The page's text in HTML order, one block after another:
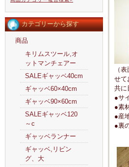
カテゴリーから探す
商品
キリムスツール,オ
ットマンチェアー
SALEギャッベ40cm
ギャッベ60×40cm
ギャッベ90×60cm
SALEギャッベ120
～c
ギャッベランナー
ギャッベ,リビン
グ、大
（
せて
共に
●サ
●素
●産
●裏